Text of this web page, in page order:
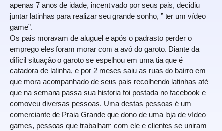
apenas 7 anos de idade, incentivado por seus pais, decidiu
juntar latinhas para realizar seu grande sonho, ” ter um vídeo
game”.
Os pais moravam de aluguel e após o padrasto perder o
emprego eles foram morar com a avó do garoto. Diante da
difícil situação o garoto se espelhou em uma tia que é
catadora de latinha, e por 2 meses saiu as ruas do bairro em
que mora acompanhado de seus pais recolhendo latinhas até
que na semana passa sua história foi postada no facebook e
comoveu diversas pessoas. Uma destas pessoas é um
comerciante de Praia Grande que dono de uma loja de vídeo
games, pessoas que trabalham com ele e clientes se uniram